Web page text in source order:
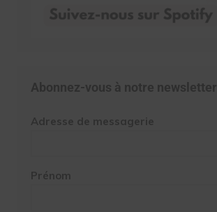
Abonnez-vous à notre newsletter
Adresse de messagerie
Prénom